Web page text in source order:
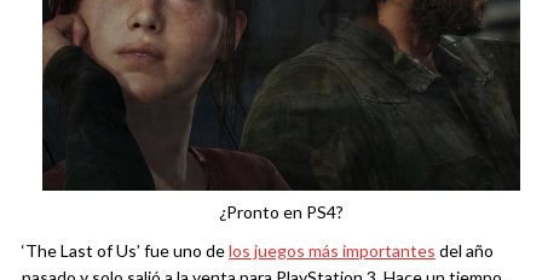
¿Pronto en PS4?
‘The Last of Us’ fue uno delos juegos más importantes del año